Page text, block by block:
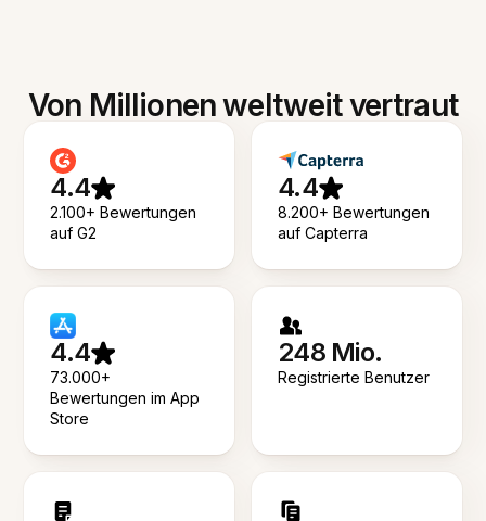
Von Millionen weltweit vertraut
4.4
2.100+ Bewertungen
auf G2
4.4
8.200+ Bewertungen
auf Capterra
4.4
73.000+
Bewertungen im App
Store
248 Mio.
Registrierte Benutzer